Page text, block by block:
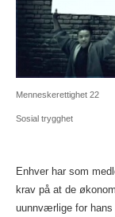
Menneskerettighet 22
Sosial trygghet
Enhver har som
krav på at de
uunnværlige for hans